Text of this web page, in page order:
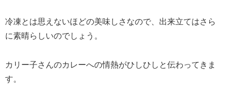
冷凍とは思えないほどの美味しさなので、出来立てはさら
に素晴らしいのでしょう。
カリー子さんのカレーへの情熱がひしひしと伝わってきま
す。